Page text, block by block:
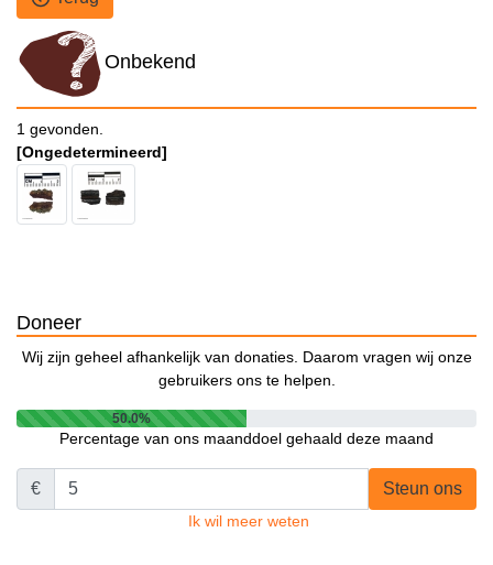
Onbekend
1 gevonden.
[Ongedetermineerd]
Doneer
Wij zijn geheel afhankelijk van donaties. Daarom vragen wij onze
gebruikers ons te helpen.
50.0%
Percentage van ons maanddoel gehaald deze maand
€ Steun ons
Ik wil meer weten